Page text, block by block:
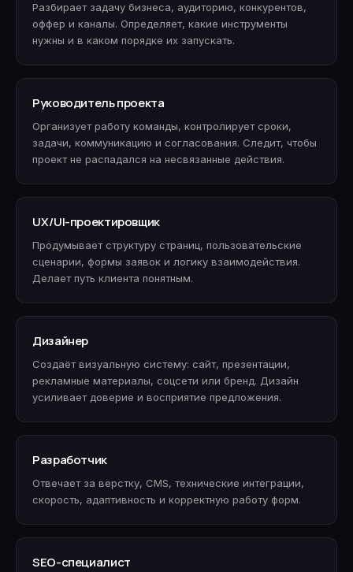
Разбирает задачу бизнеса, аудиторию, конкурентов,
оффер и каналы. Определяет, какие инструменты
нужны и в каком порядке их запускать.
Руководитель проекта
Организует работу команды, контролирует сроки,
задачи, коммуникацию и согласования. Следит, чтобы
проект не распадался на несвязанные действия.
UX/UI-проектировщик
Продумывает структуру страниц, пользовательские
сценарии, формы заявок и логику взаимодействия.
Делает путь клиента понятным.
Дизайнер
Создаёт визуальную систему: сайт, презентации,
рекламные материалы, соцсети или бренд. Дизайн
усиливает доверие и восприятие предложения.
Разработчик
Отвечает за верстку, CMS, технические интеграции,
скорость, адаптивность и корректную работу форм.
SEO-специалист